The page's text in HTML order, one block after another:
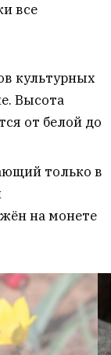
все
культурных
Высота
от белой до
только в
на монете